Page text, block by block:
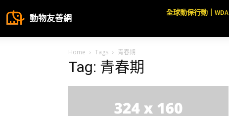
動物友善網
全球動保行動｜WDA
Home Tags 青春期
Tag: 青春期